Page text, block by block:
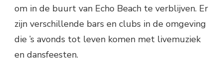
om in de buurt van Echo Beach te verblijven. Er
zijn verschillende bars en clubs in de omgeving
die ’s avonds tot leven komen met livemuziek
en dansfeesten.